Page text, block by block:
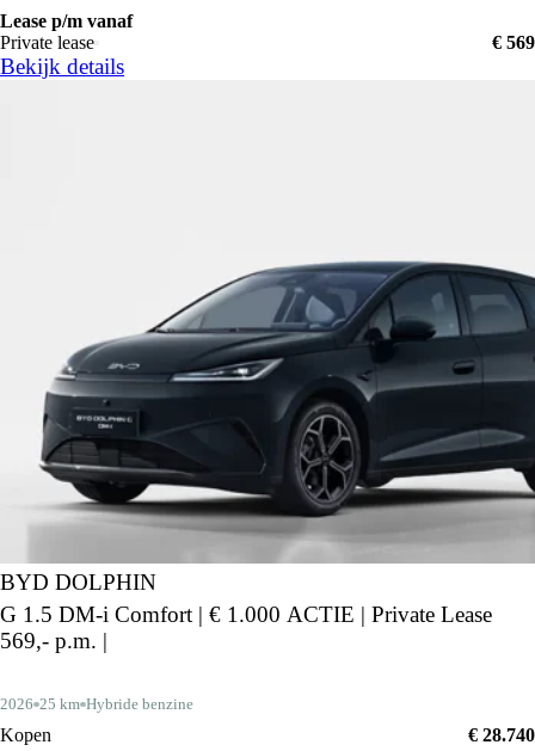
Lease p/m vanaf
Private lease
€ 569
Bekijk details
BYD DOLPHIN
G 1.5 DM-i Comfort | € 1.000 ACTIE | Private Lease
569,- p.m. |
2026 25 km Hybride benzine
Kopen
€ 28.740